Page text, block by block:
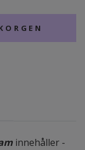
innehåller -